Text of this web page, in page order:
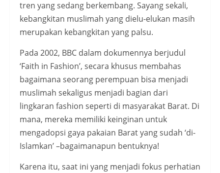
tren yang sedang berkembang. Sayang sekali,
kebangkitan muslimah yang dielu-elukan masih
merupakan kebangkitan yang palsu.
Pada 2002, BBC dalam dokumennya berjudul
‘Faith in Fashion’, secara khusus membahas
bagaimana seorang perempuan bisa menjadi
muslimah sekaligus menjadi bagian dari
lingkaran fashion seperti di masyarakat Barat. Di
mana, mereka memiliki keinginan untuk
mengadopsi gaya pakaian Barat yang sudah ‘di-
Islamkan’ –bagaimanapun bentuknya!
Karena itu, saat ini yang menjadi fokus perhatian